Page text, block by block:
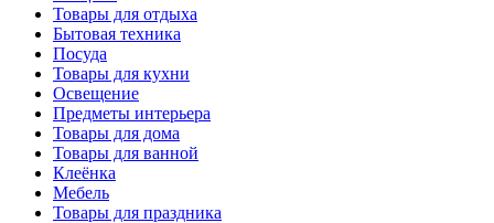
Товары для отдыха
Бытовая техника
Посуда
Товары для кухни
Освещение
Предметы интерьера
Товары для дома
Товары для ванной
Клеёнка
Мебель
Товары для праздника